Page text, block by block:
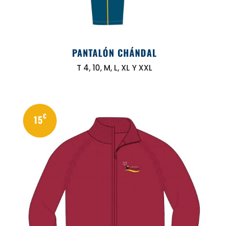
PANTALÓN CHÁNDAL
T 4, 10, M, L, XL Y XXL
15€